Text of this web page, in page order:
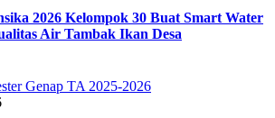
2026 Kelompok 30 Buat Smart Water
Air Tambak Ikan Desa
Genap TA 2025-2026